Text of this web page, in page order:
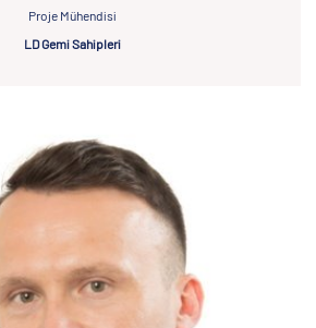
Proje Mühendisi
LD Gemi Sahipleri